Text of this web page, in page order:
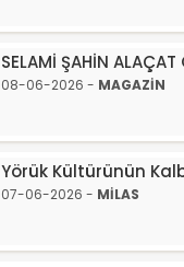
SELAMİ ŞAHİN ALAÇAT
08-06-2026 - MAGAZİN
Yörük Kültürünün
07-06-2026 - MİLAS